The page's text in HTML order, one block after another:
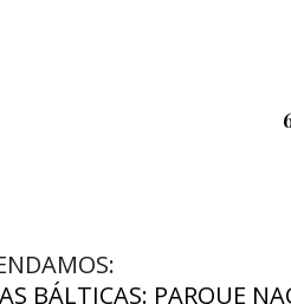
BÁLTICAS: PARQUE